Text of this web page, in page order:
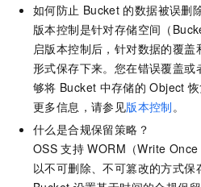
如何防止 Bucket 的数据被误删
版本控制是针对存储空间（
启版本控制后，针对数据的覆
形式保存下来。您在错误覆盖
够将 Bucket 中存储的 Object
更多信息，请参见版本控制 。
什么是合规保留策略？
OSS 支持 WORM（Write
以不可删除、不可篡改的方式